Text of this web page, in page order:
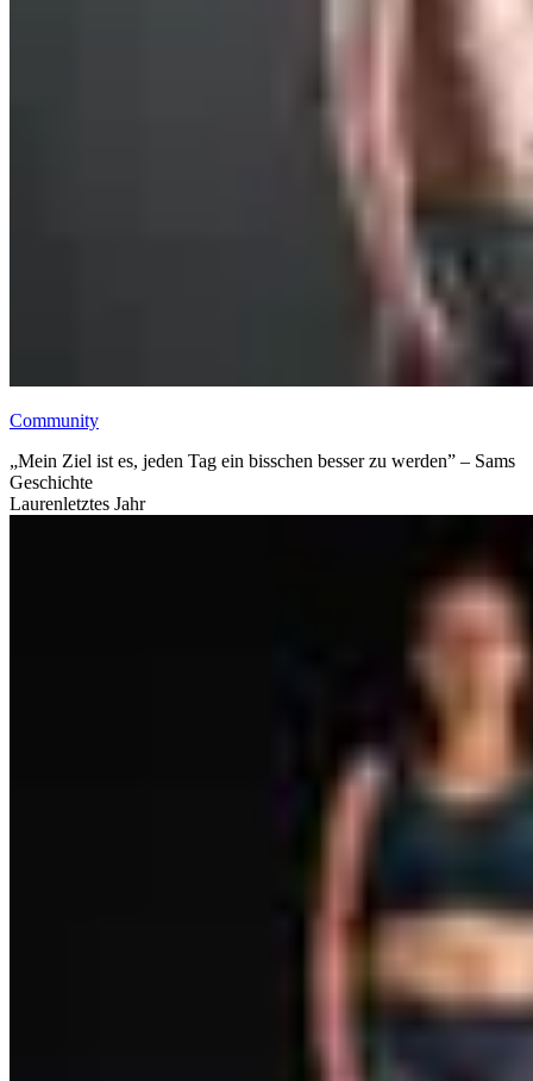
Community
„Mein Ziel ist es, jeden Tag ein bisschen besser zu werden” – Sams
Geschichte
Laurenletztes Jahr